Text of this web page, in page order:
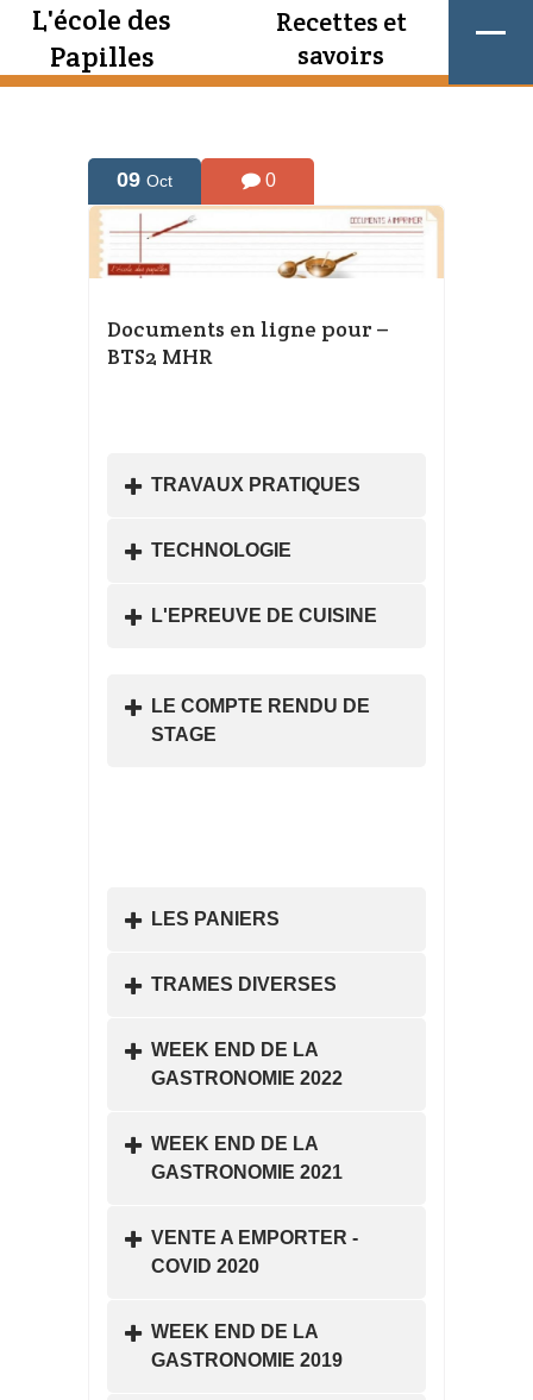
L'école des
Papilles
Recettes et
savoirs
09 Oct 0
Documents en ligne pour –
BTS2 MHR
TRAVAUX PRATIQUES
TECHNOLOGIE
L'EPREUVE DE CUISINE
LE COMPTE RENDU DE
STAGE
LES PANIERS
TRAMES DIVERSES
WEEK END DE LA
GASTRONOMIE 2022
WEEK END DE LA
GASTRONOMIE 2021
VENTE A EMPORTER -
COVID 2020
WEEK END DE LA
GASTRONOMIE 2019